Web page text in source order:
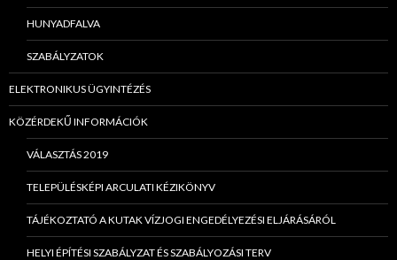
HUNYADFALVA
SZABÁLYZATOK
ELEKTRONIKUS ÜGYINTÉZÉS
KÖZÉRDEKŰ INFORMÁCIÓK
VÁLASZTÁS 2019
TELEPÜLÉSKÉPI ARCULATI KÉZIKÖNYV
TÁJÉKOZTATÓ A KUTAK VÍZJOGI ENGEDÉLYEZÉSI ELJÁRÁSÁRÓL
HELYI ÉPÍTÉSI SZABÁLYZAT ÉS SZABÁLYOZÁSI TERV